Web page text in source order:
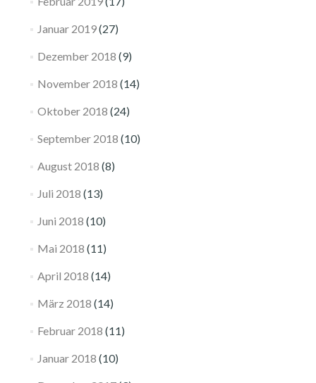
Januar 2019(27)
Dezember 2018 (9)
November 2018 (14)
Oktober 2018 (24)
September 2018 (10)
August 2018 (8)
Juli 2018 (13)
Juni 2018 (10)
Mai 2018 (11)
April 2018 (14)
März 2018 (14)
Februar 2018 (11)
Januar 2018 (10)